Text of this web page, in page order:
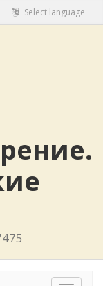
Select language